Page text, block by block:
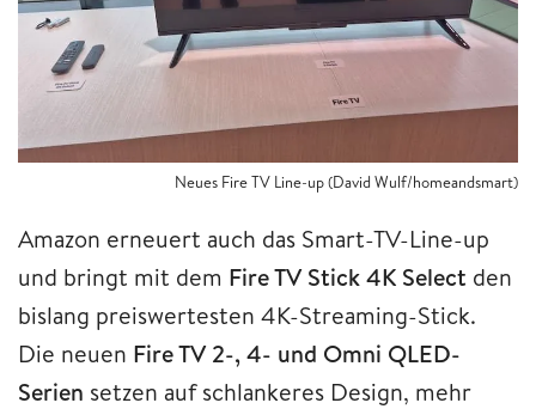
Neues Fire TV Line-up (David Wulf/homeandsmart)
Amazon erneuert auch das Smart-TV-Line-up
und bringt mit dem Fire TV Stick 4K Select den
bislang preiswertesten 4K-Streaming-Stick.
Die neuen Fire TV 2-, 4- und Omni QLED-
Serien setzen auf schlankeres Design, mehr